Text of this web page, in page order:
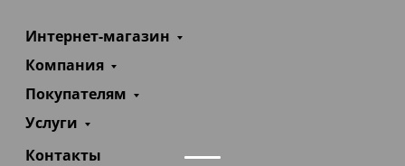
Интернет-магазин
Компания
Покупателям
Услуги
Контакты